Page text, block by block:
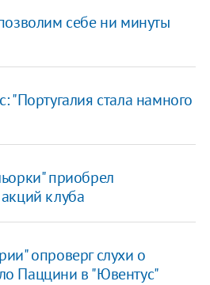
себе ни минуты
"Португалия стала намного
приобрел
клуба
опроверг слухи о
Паццини в "Ювентус"